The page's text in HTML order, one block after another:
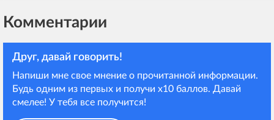
Комментарии
Друг, давай говорить!
Напиши мне свое мнение о прочитанной информации.
Будь одним из первых и получи х10 баллов. Давай
смелее! У тебя все получится!